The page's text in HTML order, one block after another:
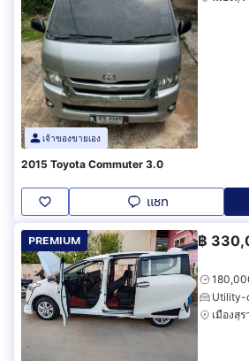
เจ้าของขายเอง
2015 Toyota Commuter 3.0
แชท
PREMIUM ฿
Utility-
เมืองสุ